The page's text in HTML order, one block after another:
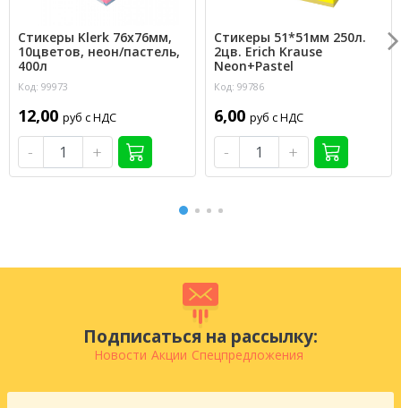
Стикеры Klerk 76х76мм,
10цветов, неон/пастель,
400л
Код: 99973
12,00 руб с НДС
- +
Стикеры 51*51мм 250л.
2цв. Erich Krause
Neon+Pastel
Код: 99786
6,00 руб с НДС
- +
Подписаться на рассылку:
Новости Акции Спецпредложения